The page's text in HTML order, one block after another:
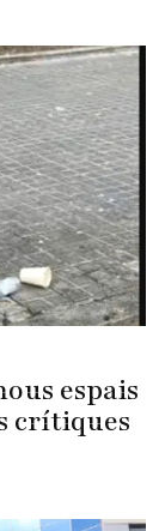
espais
crítiques